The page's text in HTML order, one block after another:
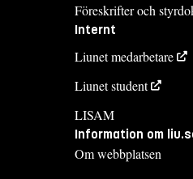
Föreskrifter och
Internt
Liunet medarbetare
Liunet student
LISAM
Information om
Om webbplatsen